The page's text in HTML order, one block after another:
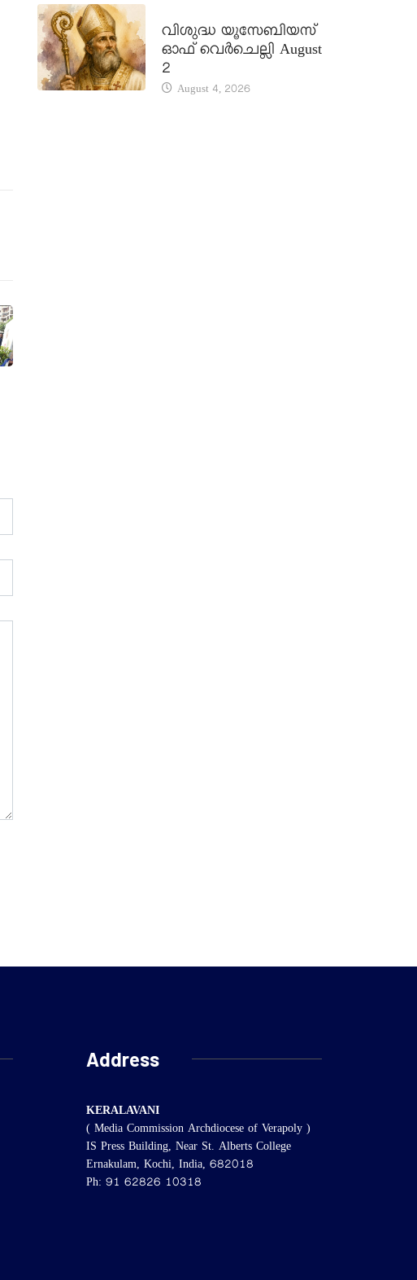
വിശുദ്ധ യൂസേബിയസ്
ഓഫ് വെർചെല്ലി August
2
August 4, 2026
Address
KERALAVANI
( Media Commission Archdiocese of Verapoly )
IS Press Building, Near St. Alberts College
Ernakulam, Kochi, India, 682018
Ph: 91 62826 10318